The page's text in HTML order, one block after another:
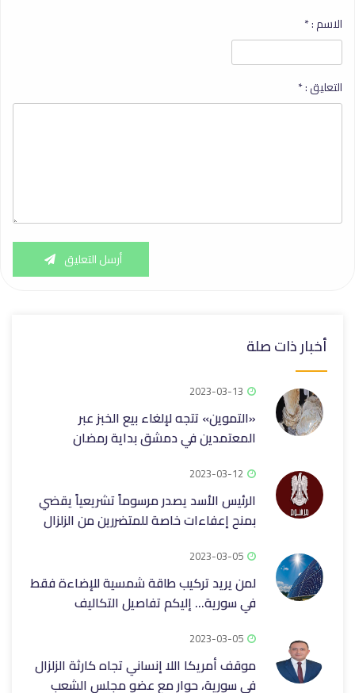
الاسم :*
التعليق :*
أرسل التعليق
أخبار ذات صلة
2023-03-13
«التموين» تتجه لإلغاء بيع الخبز عبر
المعتمدين في دمشق بداية رمضان
2023-03-12
الرئيس الأسد يصدر مرسوماً تشريعياً يقضي
بمنح إعفاءات خاصة للمتضررين من الزلزال
2023-03-05
لمن يريد تركيب طاقة شمسية للإضاءة فقط
في سورية… إليكم تفاصيل التكاليف
2023-03-05
موقف أمريكا اللا إنساني تجاه كارثة الزلزال
في سورية، حوار مع عضو مجلس الشعب